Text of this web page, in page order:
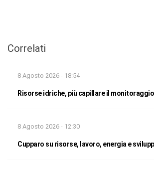
Correlati
8 Agosto 2026 - 18:54
Risorse idriche, più capillare il monitoraggio
8 Agosto 2026 - 12:30
Cupparo su risorse, lavoro, energia e